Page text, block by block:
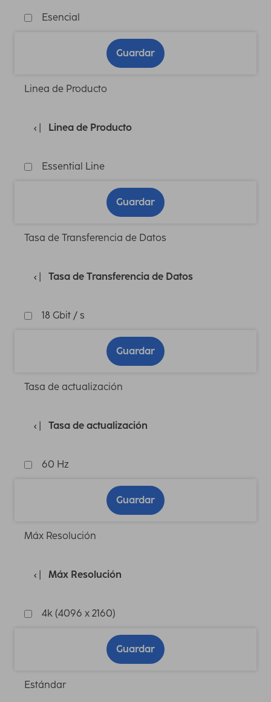
Esencial
Guardar
Linea de Producto
Linea de Producto
Essential Line
Guardar
Tasa de Transferencia de Datos
Tasa de Transferencia de Datos
18 Gbit / s
Guardar
Tasa de actualización
Tasa de actualización
60 Hz
Guardar
Máx Resolución
Máx Resolución
4k (4096 x 2160)
Guardar
Estándar